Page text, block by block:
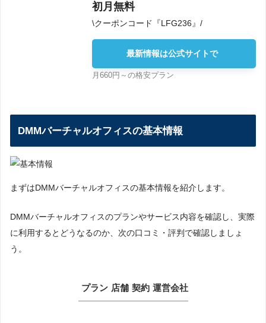
初月無料
\クーポンコード『LFG236』/
最新情報は公式サイトで
月660円～の格安プラン
DMMバーチャルオフィスの基本情報
まずはDMMバーチャルオフィスの基本情報を紹介します。
DMMバーチャルオフィスのプランやサービス内容を確認し、実際
に利用するとどうなるのか、次の口コミ・評判で確認しましょ
う。
プラン 店舗 契約 運営会社